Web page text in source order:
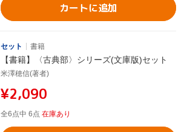
カートに追加
セット 書籍
【書籍】〈古典部〉シリーズ(文庫版)セット
米澤穂信(著者)
¥2,090
全6点中 6点 在庫あり